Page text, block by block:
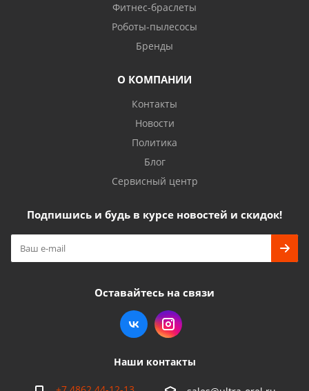
Фитнес-браслеты
Роботы-пылесосы
Бренды
О КОМПАНИИ
Контакты
Новости
Политика
Блог
Сервисный центр
Подпишись и будь в курсе новостей и скидок!
Оставайтесь на связи
Наши контакты